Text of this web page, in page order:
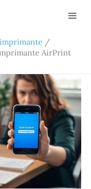
AirPrint